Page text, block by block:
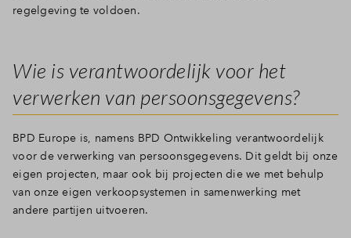
regelgeving te voldoen.
Wie is verantwoordelijk voor het
verwerken van persoonsgegevens?
BPD Europe is, namens BPD Ontwikkeling verantwoordelijk
voor de verwerking van persoonsgegevens. Dit geldt bij onze
eigen projecten, maar ook bij projecten die we met behulp
van onze eigen verkoopsystemen in samenwerking met
andere partijen uitvoeren.